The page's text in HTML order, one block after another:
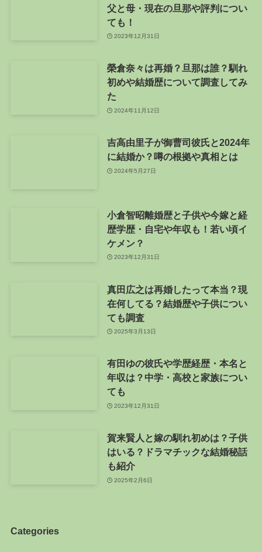
父と母・現在の旦那や評判につい
ても！
2023年12月31日
榮倉奈々は再婚？旦那は誰？馴れ
初めや結婚歴について調査してみ
た
2024年11月12日
吉高由里子が御曹司彼氏と2024年
に結婚か？噂の根拠や真相とは
2024年5月27日
小倉智昭離婚歴と子供や今嫁と経
歴学歴・自宅や年収も！若い頃イ
ケメン？
2023年12月31日
真田広之は再婚したって本当？現
在何してる？結婚歴や子供につい
ても調査
2025年3月13日
有田ゆの彼氏や学歴経歴・本名と
年収は？中学・高校と家族につい
ても
2023年12月31日
賀来賢人と嫁の馴れ初めは？子供
はいる？ドラマチックな結婚秘話
も紹介
2025年2月6日
Categories